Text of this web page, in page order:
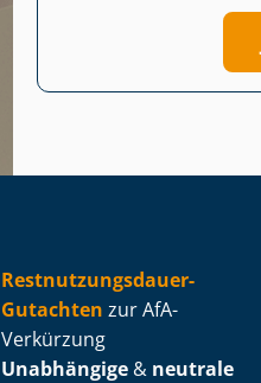
Rest­nut­zungs­dau­er-
Gutachten zur AfA-
Verkürzung
Unabhängige & neutrale